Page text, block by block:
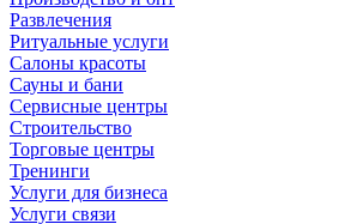
Развлечения
Ритуальные услуги
Салоны красоты
Сауны и бани
Сервисные центры
Строительство
Торговые центры
Тренинги
Услуги для бизнеса
Услуги связи